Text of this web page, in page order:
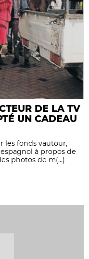
DE LA TV
UN CADEAU
les fonds vautour,
à propos de
photos de m(...)